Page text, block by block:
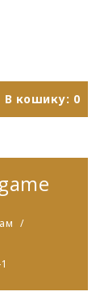
В кошику: 0